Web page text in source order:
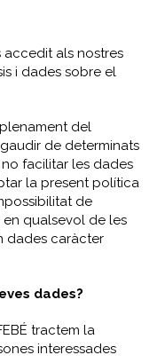
accedit als nostres
i dades sobre el
del
de determinats
facilitar les dades
la present política
de
en qualsevol de les
dades caràcter
dades?
tractem la
interessades